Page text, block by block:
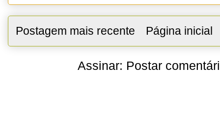
Postagem mais recente Página inicial
Assinar: Postar